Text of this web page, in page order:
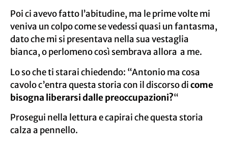
Poi ci avevo fatto l’abitudine, ma le prime volte mi
veniva un colpo come se vedessi quasi un fantasma,
dato che mi si presentava nella sua vestaglia
bianca, o perlomeno così sembrava allora a me.
Lo so che ti starai chiedendo: “Antonio ma cosa
cavolo c’entra questa storia con il discorso dicome
bisogna liberarsi dalle preoccupazioni?“
Prosegui nella lettura e capirai che questa storia
calza a pennello.